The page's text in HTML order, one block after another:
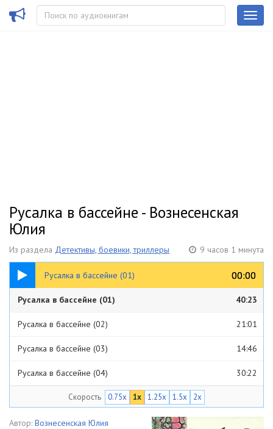
Русалка в бассейне - Вознесенская
Юлия
Из раздела Детективы, боевики, триллеры 9 часов 1 минута
Русалка в бассейне (01) 00:00
00:00
40:23
Русалка в бассейне (01) 40:23
Русалка в бассейне (02) 21:01
Русалка в бассейне (03) 14:46
Русалка в бассейне (04) 30:22
Русалка в бассейне (05)
Русалка в бассейне (06)
Скорость 0.75x 1x 1.25x 1.5x 2x
Автор: Вознесенская Юлия